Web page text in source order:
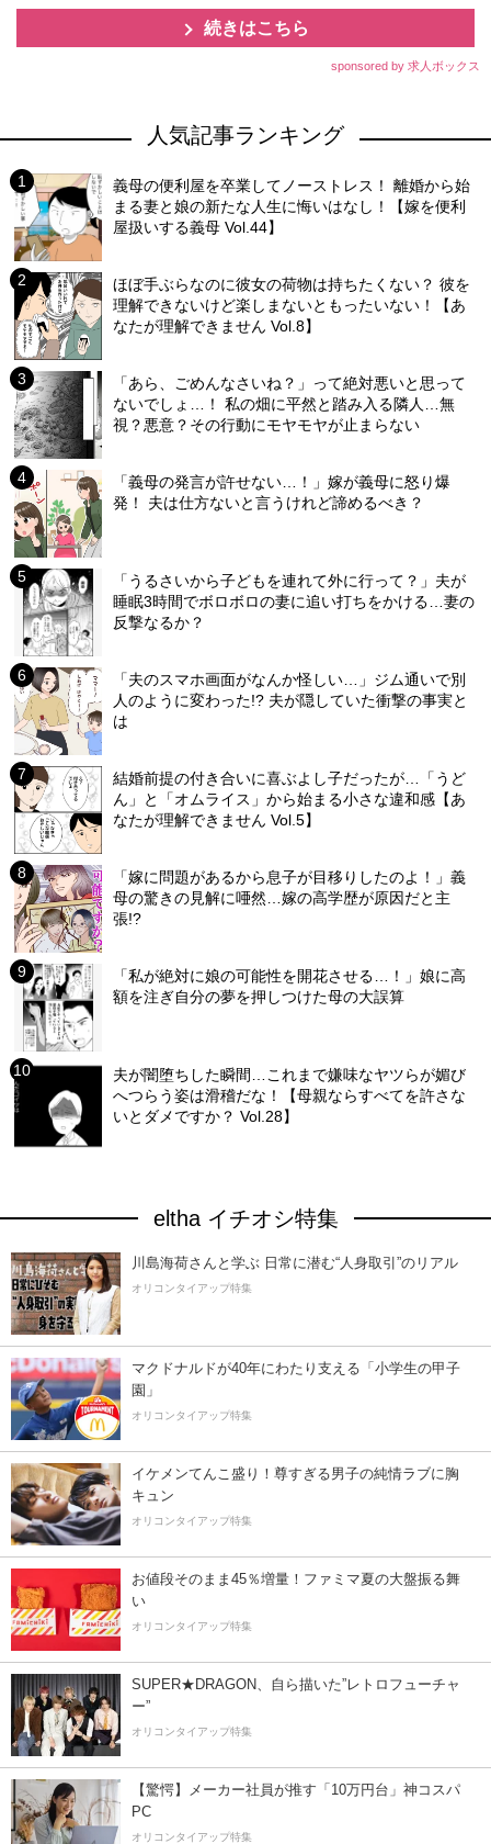
続きはこちら
sponsored by 求人ボックス
人気記事ランキング
義母の便利屋を卒業してノーストレス！ 離婚から始
まる妻と娘の新たな人生に悔いはなし！【嫁を便利
屋扱いする義母 Vol.44】
ほぼ手ぶらなのに彼女の荷物は持ちたくない？ 彼を
理解できないけど楽しまないともったいない！【あ
なたが理解できません Vol.8】
「あら、ごめんなさいね？」って絶対悪いと思って
ないでしょ…！ 私の畑に平然と踏み入る隣人…無
視？悪意？その行動にモヤモヤが止まらない
「義母の発言が許せない…！」嫁が義母に怒り爆
発！ 夫は仕方ないと言うけれど諦めるべき？
「うるさいから子どもを連れて外に行って？」夫が
睡眠3時間でボロボロの妻に追い打ちをかける…妻の
反撃なるか？
「夫のスマホ画面がなんか怪しい…」ジム通いで別
人のように変わった!? 夫が隠していた衝撃の事実と
は
結婚前提の付き合いに喜ぶよし子だったが…「うど
ん」と「オムライス」から始まる小さな違和感【あ
なたが理解できません Vol.5】
「嫁に問題があるから息子が目移りしたのよ！」義
母の驚きの見解に唖然…嫁の高学歴が原因だと主
張!?
「私が絶対に娘の可能性を開花させる…！」娘に高
額を注ぎ自分の夢を押しつけた母の大誤算
夫が闇堕ちした瞬間…これまで嫌味なヤツらが媚び
へつらう姿は滑稽だな！【母親ならすべてを許さな
いとダメですか？ Vol.28】
eltha イチオシ特集
川島海荷さんと学ぶ 日常に潜む“人身取引”のリアル
オリコンタイアップ特集
マクドナルドが40年にわたり支える「小学生の甲子
園」
オリコンタイアップ特集
イケメンてんこ盛り！尊すぎる男子の純情ラブに胸
キュン
オリコンタイアップ特集
お値段そのまま45％増量！ファミマ夏の大盤振る舞
い
オリコンタイアップ特集
SUPER★DRAGON、自ら描いた”レトロフューチャ
ー”
オリコンタイアップ特集
【驚愕】メーカー社員が推す「10万円台」神コスパ
PC
オリコンタイアップ特集